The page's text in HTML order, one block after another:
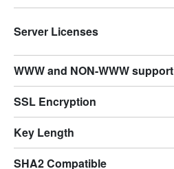
Server Licenses
WWW and NON-WWW support
SSL Encryption
Key Length
SHA2 Compatible